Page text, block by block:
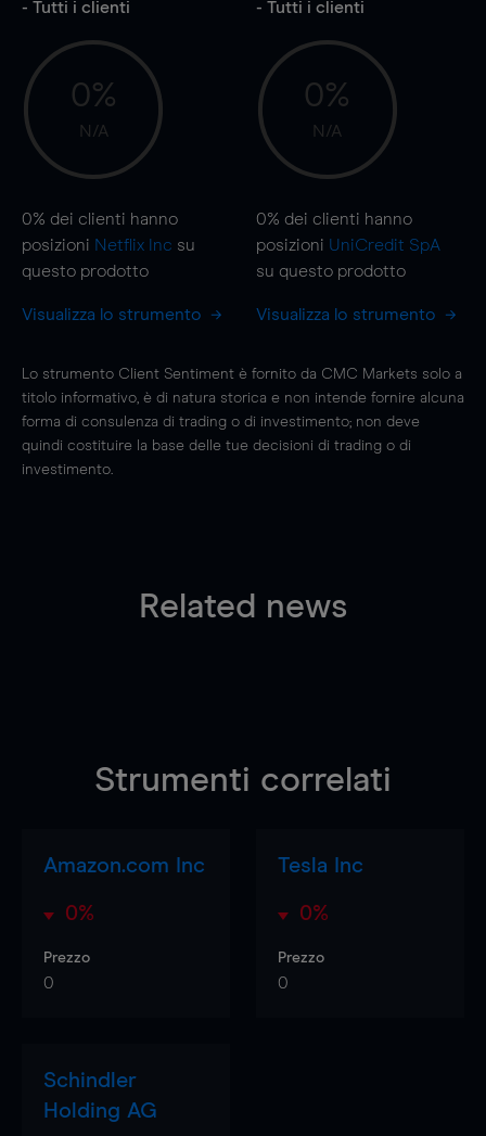
- Tutti i clienti
0%
N/A
0% dei clienti hanno
posizioni Netflix Inc su
questo prodotto
Visualizza lo strumento
- Tutti i clienti
0%
N/A
0% dei clienti hanno
posizioni UniCredit SpA
su questo prodotto
Visualizza lo strumento
Lo strumento Client Sentiment è fornito da CMC Markets solo a
titolo informativo, è di natura storica e non intende fornire alcuna
forma di consulenza di trading o di investimento; non deve
quindi costituire la base delle tue decisioni di trading o di
investimento.
Related news
Strumenti correlati
Amazon.com Inc
0%
Prezzo
0
Tesla Inc
0%
Prezzo
0
Schindler
Holding AG